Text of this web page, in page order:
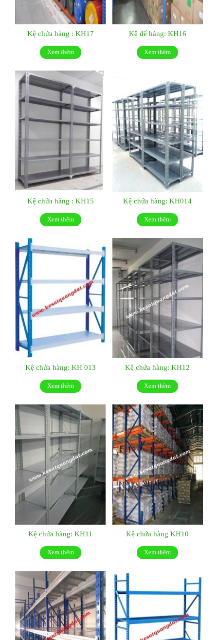
Kệ chứa hàng : KH17
Xem thêm
Kệ để hàng: KH16
Xem thêm
Kệ chứa hàng : KH15
Xem thêm
Kệ chứa hàng: KH014
Xem thêm
Kệ chứa hàng: KH 013
Xem thêm
Kệ chứa hàng: KH12
Xem thêm
Kệ chứa hàng: KH11
Xem thêm
Kệ chứa hàng KH10
Xem thêm